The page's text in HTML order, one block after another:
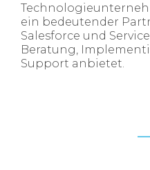
ein bedeutender
Salesforce und
Beratung,
Support anbietet.